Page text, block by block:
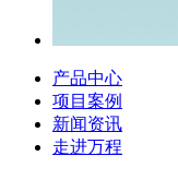
产品中心
项目案例
新闻资讯
走进万程